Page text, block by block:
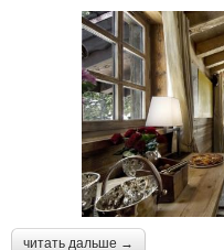
читать дальше →